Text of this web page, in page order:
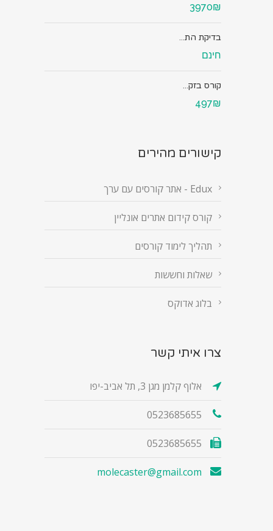
3970₪
בדיקת הת...
חינם
קורס בזק...
497₪
קישורים מהירים
Edux - אתר קורסים עם ערך
קורס קידום אתרים אונליין
תהליך לימוד קורסים
שאלות וחששות
בלוג אדוקס
צרו איתי קשר
אלוף קלמן מגן 3, תל אביב-יפו
0523685655
0523685655
molecaster@gmail.com